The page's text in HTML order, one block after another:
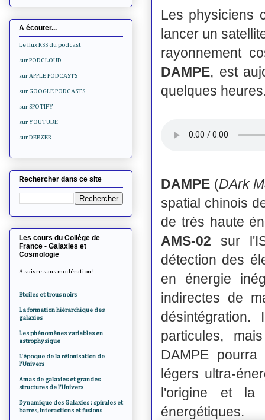
Les physiciens
lancer un
rayonnement
DAMPE, est
quelques
DAMPE (DArk
spatial chinois
de très haute
AMS-02sur
détection des
en énergie
indirectes de
particules,
DAMPE
légers ultra-
l'origine et la
énergétiques.
A écouter...
Le flux RSS du podcast
sur PODCLOUD
sur APPLE PODCASTS
sur GOOGLE PODCASTS
sur SPOTIFY
sur YOUTUBE
sur DEEZER
Rechercher dans ce site
Les cours du Collège de
France - Galaxies et
Cosmologie
A suivre sans modération !
Etoiles et trous noirs
La formation hiérarchique des
galaxies
Les phénomènes variables en
astrophysique
L'époque de la réionisation de
l'Univers
Amas de galaxies et grandes
structures de l'Univers
Dynamique des Galaxies : spirales et
barres, interactions et fusions